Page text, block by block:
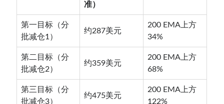
准）
第一目标（分
批减仓1）
约287美元
200 EMA上方
34%
第二目标（分
批减仓2）
约359美元
200 EMA上方
68%
第三目标（分
批减仓3）
约475美元
200 EMA上方
122%